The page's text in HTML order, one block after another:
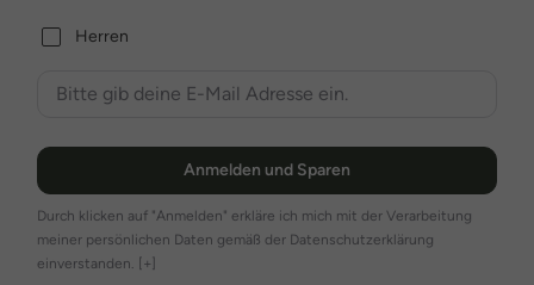
Herren
Anmelden und Sparen
Durch klicken auf "Anmelden" erkläre ich mich mit der Verarbeitung
meiner persönlichen Daten gemäß der Datenschutzerklärung
einverstanden. [+]